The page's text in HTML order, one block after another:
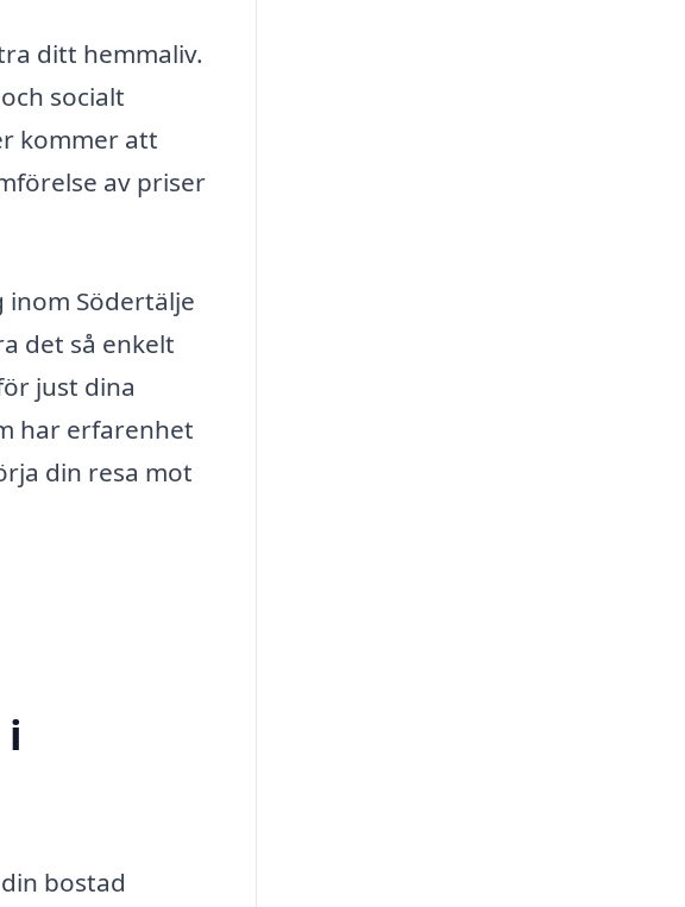
ditt hemmaliv.
socialt
kommer att
av priser
Södertälje
det så enkelt
just dina
har erfarenhet
din resa mot
bostad